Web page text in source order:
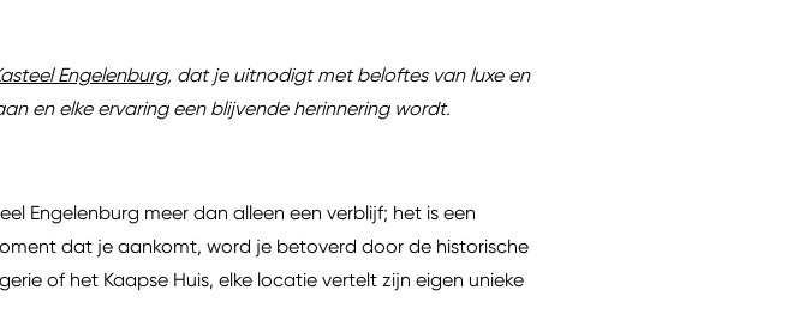
Engelenburg, dat je uitnodigt met beloftes van luxe en
en elke ervaring een blijvende herinnering wordt.
Engelenburg meer dan alleen een verblijf; het is een
dat je aankomt, word je betoverd door de historische
of het Kaapse Huis, elke locatie vertelt zijn eigen unieke